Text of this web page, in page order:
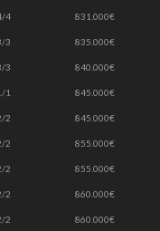
4 831.000€
3 835.000€
3 840.000€
1 845.000€
2 845.000€
2 855.000€
2 855.000€
2 860.000€
2 860.000€